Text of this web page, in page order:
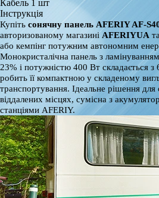
Кабель 1 шт
Інструкція
Купіть сонячну панель AFERIY
авторизованому магазиніAFERIYUA
або кемпінг потужним автономним
Монокристалічна панель з
23% і потужністю 400 Вт складається
робить її компактною у складеному
транспортування. Ідеальне рішення для
віддалених місцях, сумісна з
станціями AFERIY.